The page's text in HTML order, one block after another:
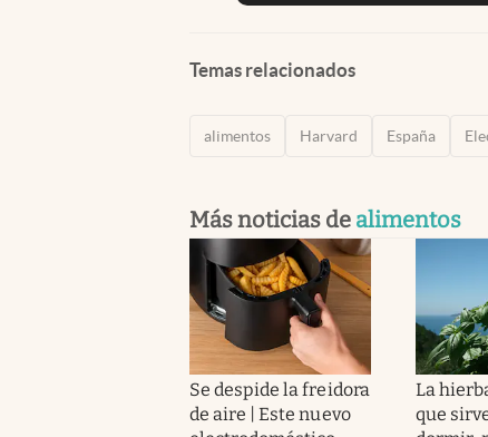
Temas relacionados
alimentos Harvard España
Más noticias de alimentos
Se despide la freidora
de aire | Este nuevo
La
que